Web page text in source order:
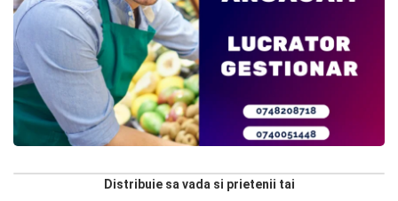
Distribuie sa vada si prietenii tai